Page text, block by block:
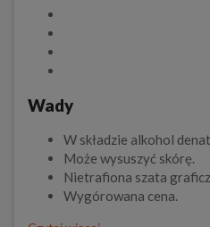
Wady
W składzie alkohol
Może wysuszyć skórę.
Nietrafiona szata
Wygórowana cena.